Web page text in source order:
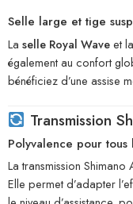
Selle large et tige
La selle Royal Waveet la
également au confort
bénéficiez d’une assise
Transmission
Polyvalence pour
La transmission
Elle permet d’adapter